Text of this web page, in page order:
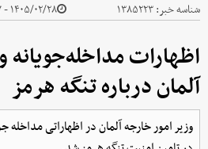
شناسه خبر:۱۳۸۵۲۲۳ ۱۴۰۵/۰۲/۲۸ - ۲۳:۵۷
اظهارات مداخله‌جویانه
آلمان درباره تنگه هرمز
وزیر امور خارجه آلمان در اظهاراتی مداخله